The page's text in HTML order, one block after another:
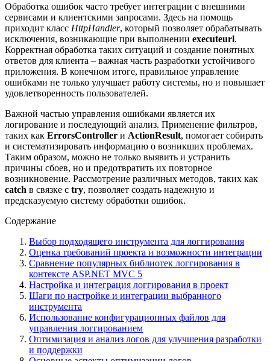
Обработка ошибок часто требует интеграции с внешними
сервисами и клиентскими запросами. Здесь на помощь
приходит класс HttpHandler, который позволяет обрабатывать
исключения, возникающие при выполнении executeurl.
Корректная обработка таких ситуаций и создание понятных
ответов для клиента – важная часть разработки устойчивого
приложения. В конечном итоге, правильное управление
ошибками не только улучшает работу системы, но и повышает
удовлетворенность пользователей.
Важной частью управления ошибками является их
логирование и последующий анализ. Применение фильтров,
таких как ErrorsController и ActionResult, помогает собирать
и систематизировать информацию о возникших проблемах.
Таким образом, можно не только выявить и устранить
причины сбоев, но и предотвратить их повторное
возникновение. Рассмотрение различных методов, таких как
catch в связке с try, позволяет создать надежную и
предсказуемую систему обработки ошибок.
Содержание
Выбор подходящего инструмента для логгирования
Оценка требований проекта и возможности интеграции
Сравнение популярных библиотек логгирования в
контексте ASP.NET MVC 5
Настройка и интеграция логгирования в проект
Шаги по настройке и интеграции выбранного
инструмента
Использование конфигурационных файлов для
управления логгированием
Оптимизация и анализ логов для улучшения разработки
и поддержки